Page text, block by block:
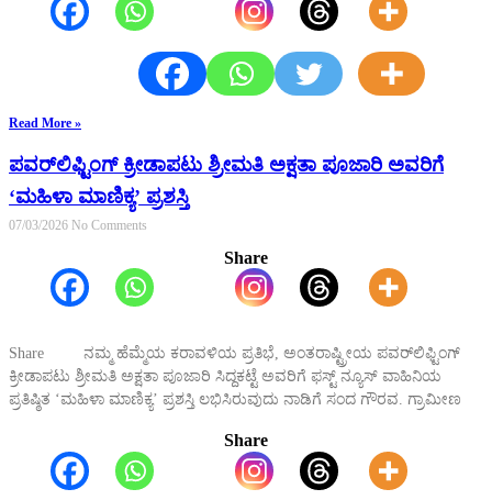
Read More »
ಪವರ್‌ಲಿಫ್ಟಿಂಗ್ ಕ್ರೀಡಾಪಟು ಶ್ರೀಮತಿ ಅಕ್ಷತಾ ಪೂಜಾರಿ ಅವರಿಗೆ
‘ಮಹಿಳಾ ಮಾಣಿಕ್ಯ’ ಪ್ರಶಸ್ತಿ
07/03/2026 No Comments
Share
Share ನಮ್ಮ ಹೆಮ್ಮೆಯ ಕರಾವಳಿಯ ಪ್ರತಿಭೆ, ಅಂತರಾಷ್ಟ್ರೀಯ ಪವರ್‌ಲಿಫ್ಟಿಂಗ್
ಕ್ರೀಡಾಪಟು ಶ್ರೀಮತಿ ಅಕ್ಷತಾ ಪೂಜಾರಿ ಸಿದ್ದಕಟ್ಟೆ ಅವರಿಗೆ ಫಸ್ಟ್ ನ್ಯೂಸ್ ವಾಹಿನಿಯ
ಪ್ರತಿಷ್ಠಿತ ‘ಮಹಿಳಾ ಮಾಣಿಕ್ಯ’ ಪ್ರಶಸ್ತಿ ಲಭಿಸಿರುವುದು ನಾಡಿಗೆ ಸಂದ ಗೌರವ. ಗ್ರಾಮೀಣ
Share